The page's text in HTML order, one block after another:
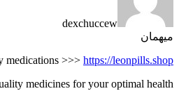
dexchuccew
میهمان
medications >>> https://leonpills.shop
medicines for your optimal health.